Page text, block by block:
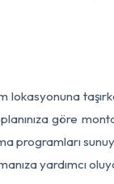
lokasyonuna
göre
yardımcı